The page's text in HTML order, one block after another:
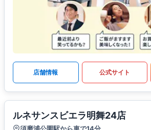
店舗情報 公式サイト
ルネサンスビエラ明舞24店